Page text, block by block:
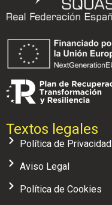
Textos legales
Política de Privacidad
Aviso Legal
Política de Cookies